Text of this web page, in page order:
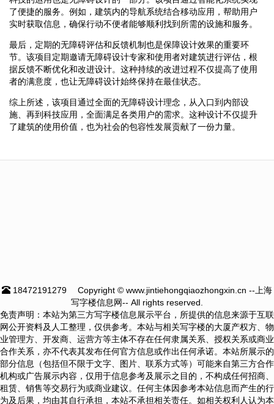
了便捷的服务。例如，建筑内的导航系统结合移动应用，帮助用户
实时获取信息，确保行动不便者能够顺利找到所需的设施和服务。
最后，定期的无障碍评估和反馈机制也是保障设计效果的重要环
节。该项目定期邀请无障碍设计专家和使用者对建筑进行评估，根
据反馈不断优化和改进设计。这种持续的改进过程不仅提高了使用
者的满意度，也让无障碍设计始终保持在最佳状态。
综上所述，该项目通过全面的无障碍设计理念，从入口到内部设
施、再到科技应用，全面满足各类用户的需求。这种设计不仅提升
了建筑的使用价值，也为社会的包容性发展贡献了一份力量。
18472191279
Copyright © www.jintiehongqiaozhongxin.cn --上海
写字楼信息网-- All rights reserved.
免责声明：本站为第三方写字楼信息展示平台，所提供的信息来源于互联
网公开资料及人工整理，仅供参考。本站与相关写字楼的大厦产权方、物
业管理方、开发商、运营方等主体不存在任何隶属关系、授权关系或商业
合作关系，亦不代表其发布任何官方信息或作出任何承诺。本站所展示的
部分信息（包括但不限于文字、图片、联系方式等）可能来自第三方合作
机构或广告展示内容，仅用于信息参考及展示之目的，不构成任何招商、
租赁、销售等交易行为或商业建议。任何主体因参考本站信息而产生的行
为及后果，均由其自行承担，本站不承担相关责任。如相关权利人认为本